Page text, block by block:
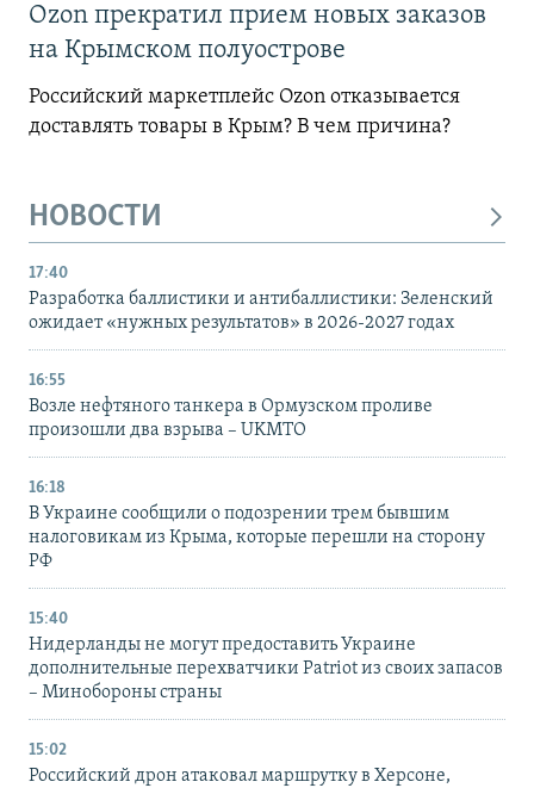
Ozon прекратил прием новых заказов
на Крымском полуострове
Российский маркетплейс Ozon отказывается
доставлять товары в Крым? В чем причина?
НОВОСТИ
17:40
Разработка баллистики и антибаллистики: Зеленский
ожидает «нужных результатов» в 2026-2027 годах
16:55
Возле нефтяного танкера в Ормузском проливе
произошли два взрыва – UKMTO
16:18
В Украине сообщили о подозрении трем бывшим
налоговикам из Крыма, которые перешли на сторону
РФ
15:40
Нидерланды не могут предоставить Украине
дополнительные перехватчики Patriot из своих запасов
– Минобороны страны
15:02
Российский дрон атаковал маршрутку в Херсоне,